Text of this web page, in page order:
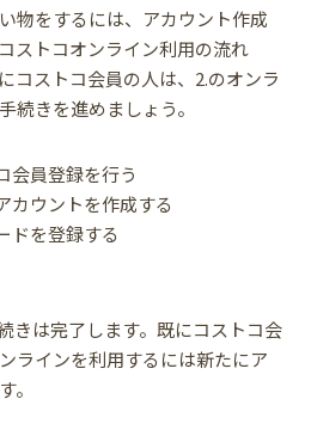
物をするには、アカウント作成
ストコオンライン利用の流れ
コストコ会員の人は、2.のオンラ
続きを進めましょう。
会員登録を行う
カウントを作成する
ドを登録する
きは完了します。既にコストコ会
ラインを利用するには新たにア
。